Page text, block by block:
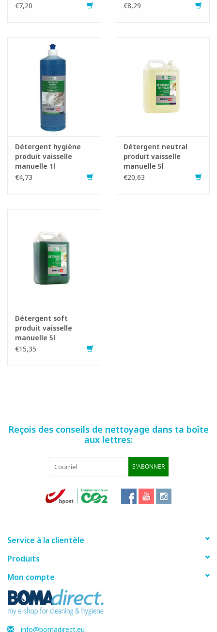
€7,20
€8,29
Détergent hygiène
produit vaisselle
manuelle 1l
€4,73
Détergent neutral
produit vaisselle
manuelle 5l
€20,63
Détergent soft
produit vaisselle
manuelle 5l
€15,35
Reçois des conseils de nettoyage dans ta boîte
aux lettres:
S'ABONNER
Service à la clientèle
Produits
Mon compte
info@bomadirect.eu